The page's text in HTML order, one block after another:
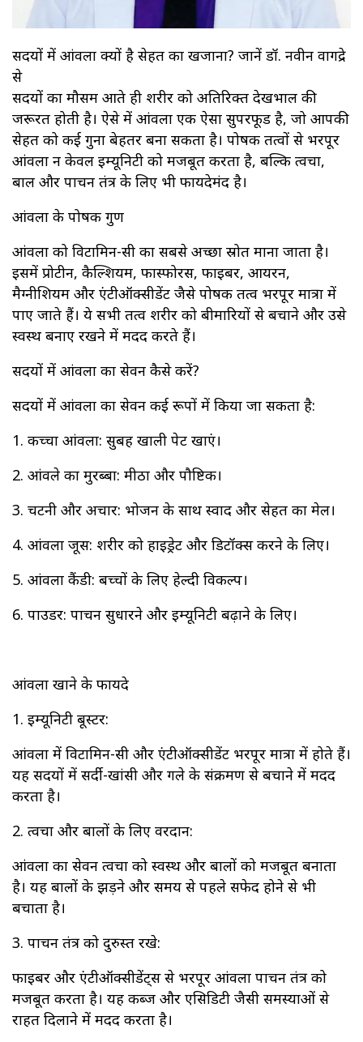
सर्दियों में आंवला क्यों है सेहत का खजाना? जानें डॉ. नवीन वागद्रे
से
सर्दियों का मौसम आते ही शरीर को अतिरिक्त देखभाल की
जरूरत होती है। ऐसे में आंवला एक ऐसा सुपरफूड है, जो आपकी
सेहत को कई गुना बेहतर बना सकता है। पोषक तत्वों से भरपूर
आंवला न केवल इम्यूनिटी को मजबूत करता है, बल्कि त्वचा,
बाल और पाचन तंत्र के लिए भी फायदेमंद है।
आंवला के पोषक गुण
आंवला को विटामिन-सी का सबसे अच्छा स्रोत माना जाता है।
इसमें प्रोटीन, कैल्शियम, फास्फोरस, फाइबर, आयरन,
मैग्नीशियम और एंटीऑक्सीडेंट जैसे पोषक तत्व भरपूर मात्रा में
पाए जाते हैं। ये सभी तत्व शरीर को बीमारियों से बचाने और उसे
स्वस्थ बनाए रखने में मदद करते हैं।
सर्दियों में आंवला का सेवन कैसे करें?
सर्दियों में आंवला का सेवन कई रूपों में किया जा सकता है:
1. कच्चा आंवला: सुबह खाली पेट खाएं।
2. आंवले का मुरब्बा: मीठा और पौष्टिक।
3. चटनी और अचार: भोजन के साथ स्वाद और सेहत का मेल।
4. आंवला जूस: शरीर को हाइड्रेट और डिटॉक्स करने के लिए।
5. आंवला कैंडी: बच्चों के लिए हेल्दी विकल्प।
6. पाउडर: पाचन सुधारने और इम्यूनिटी बढ़ाने के लिए।
आंवला खाने के फायदे
1. इम्यूनिटी बूस्टर:
आंवला में विटामिन-सी और एंटीऑक्सीडेंट भरपूर मात्रा में होते हैं।
यह सर्दियों में सर्दी-खांसी और गले के संक्रमण से बचाने में मदद
करता है।
2. त्वचा और बालों के लिए वरदान:
आंवला का सेवन त्वचा को स्वस्थ और बालों को मजबूत बनाता
है। यह बालों के झड़ने और समय से पहले सफेद होने से भी
बचाता है।
3. पाचन तंत्र को दुरुस्त रखे:
फाइबर और एंटीऑक्सीडेंट्स से भरपूर आंवला पाचन तंत्र को
मजबूत करता है। यह कब्ज और एसिडिटी जैसी समस्याओं से
राहत दिलाने में मदद करता है।